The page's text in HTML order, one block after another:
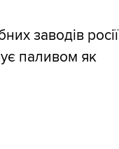
заводів росії
паливом як